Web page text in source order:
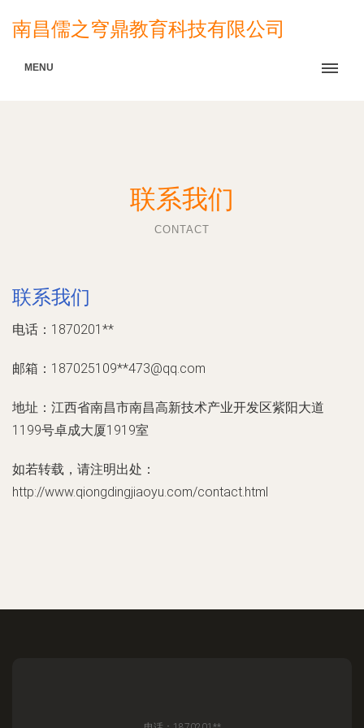
南昌儒之穹鼎教育科技有限公司
MENU
联系我们
CONTACT
联系我们
电话：1870201**
邮箱：187025109**473@qq.com
地址：江西省南昌市南昌高新技术产业开发区紫阳大道
1199号卓成大厦1919室
如若转载，请注明出处：
http://www.qiongdingjiaoyu.com/contact.html